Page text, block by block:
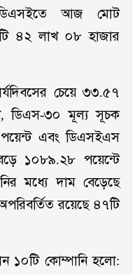
ডিএসইতে আজ মোট
৪২ লাখ ০৮ হাজার
চেয়ে ৩৩.৫৭
ডিএস-৩০ মূল্য সূচক
এবং ডিএসইএস
১০৮৯.২৮ পয়েন্টে
মধ্যে দাম বেড়েছে
রয়েছে ৪৭টি
১০টি কোম্পানি হলো: